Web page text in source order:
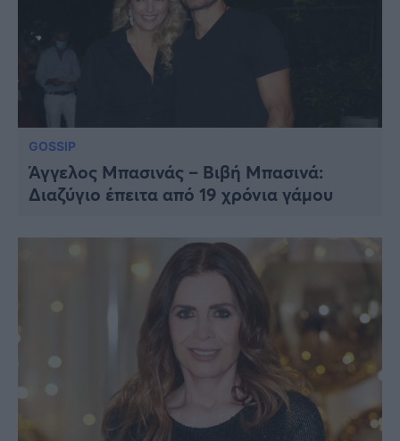
GOSSIP
Άγγελος Μπασινάς – Βιβή Μπασινά:
Διαζύγιο έπειτα από 19 χρόνια γάμου